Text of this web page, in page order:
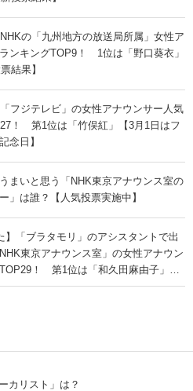
NHKの「九州地方の放送局所属」女性ア
ンキングTOP9！ 1位は「野口葵衣」
結果】
「フジテレビ」の女性アナウンサー人気
！ 第1位は「竹俣紅」【3月1日はフ
念日】
まいと思う「NHK東京アナウンス室の
」は誰？【人気投票実施中】
】「ブラタモリ」のアシスタントで出
東京アナウンス室」の女性アナウン
！ 第1位は「和久田麻由子」【3
日】
カリスト」は？